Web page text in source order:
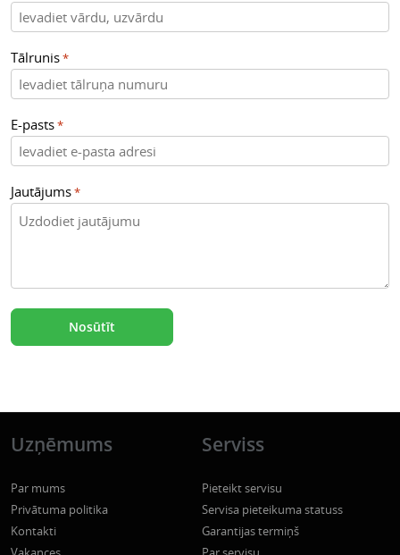
Tālrunis*
E-pasts*
Jautājums*
Uzņēmums
Par mums
Privātuma politika
Kontakti
Serviss
Pieteikt servisu
Servisa pieteikuma statuss
Garantijas termiņš